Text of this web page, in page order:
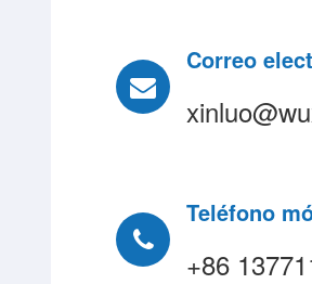
Correo
Teléfono
+86